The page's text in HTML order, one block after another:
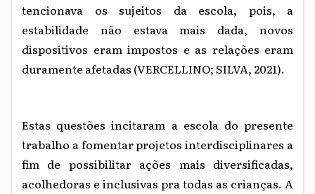
tencionava os sujeitos da escola, pois, a
estabilidade não estava mais dada, novos
dispositivos eram impostos e as relações eram
duramente afetadas (VERCELLINO; SILVA, 2021).
Estas questões incitaram a escola do presente
trabalho a fomentar projetos interdisciplinares a
fim de possibilitar ações mais diversificadas,
acolhedoras e inclusivas pra todas as crianças. A